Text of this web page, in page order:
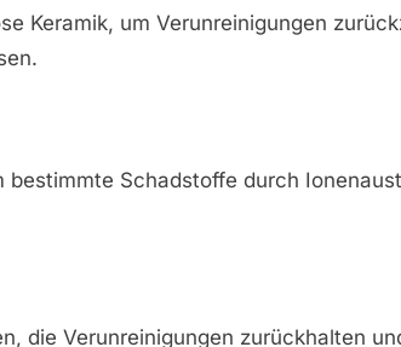
Keramik, um Verunreinigungen
bestimmte Schadstoffe durch
die Verunreinigungen zurückhalten